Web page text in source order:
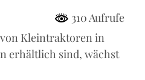
310 Aufrufe
Kleintraktoren in
erhältlich sind, wächst